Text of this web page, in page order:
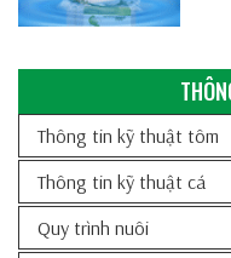
Thông tin kỹ thuật tôm
Thông tin kỹ thuật cá
Quy trình nuôi